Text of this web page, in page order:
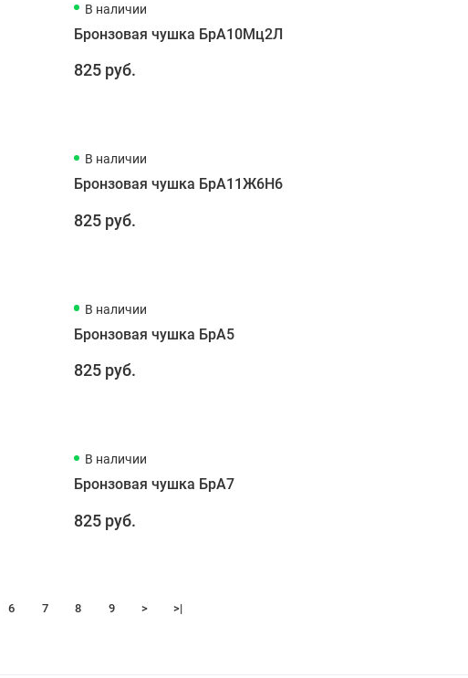
В наличии
Бронзовая чушка БрА10Мц2Л
825 руб.
В наличии
Бронзовая чушка БрА11Ж6Н6
825 руб.
В наличии
Бронзовая чушка БрА5
825 руб.
В наличии
Бронзовая чушка БрА7
825 руб.
6 7 8 9 > >|